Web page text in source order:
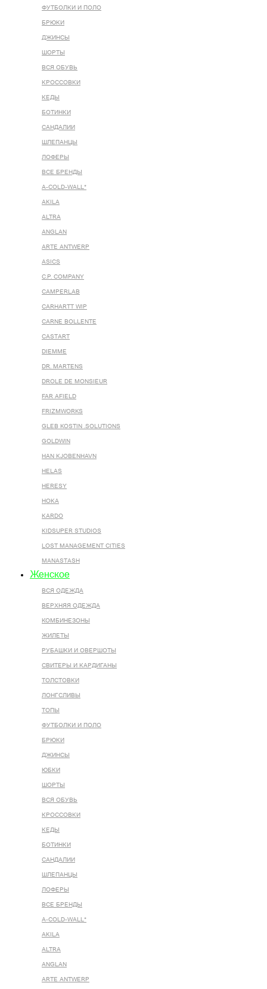
ФУТБОЛКИ И ПОЛО
БРЮКИ
ДЖИНСЫ
ШОРТЫ
ВСЯ ОБУВЬ
КРОССОВКИ
КЕДЫ
БОТИНКИ
САНДАЛИИ
ШЛЕПАНЦЫ
ЛОФЕРЫ
ВСЕ БРЕНДЫ
A-COLD-WALL*
AKILA
ALTRA
ANGLAN
ARTE ANTWERP
ASICS
C.P. COMPANY
CAMPERLAB
CARHARTT WIP
CARNE BOLLENTE
CASTART
DIEMME
DR. MARTENS
DROLE DE MONSIEUR
FAR AFIELD
FRIZMWORKS
GLEB KOSTIN .SOLUTIONS
GOLDWIN
HAN KJOBENHAVN
HELAS
HERESY
HOKA
KARDO
KIDSUPER STUDIOS
LOST MANAGEMENT CITIES
MANASTASH
Женское
ВСЯ ОДЕЖДА
ВЕРХНЯЯ ОДЕЖДА
КОМБИНЕЗОНЫ
ЖИЛЕТЫ
РУБАШКИ И ОВЕРШОТЫ
СВИТЕРЫ И КАРДИГАНЫ
ТОЛСТОВКИ
ЛОНГСЛИВЫ
ТОПЫ
ФУТБОЛКИ И ПОЛО
БРЮКИ
ДЖИНСЫ
ЮБКИ
ШОРТЫ
ВСЯ ОБУВЬ
КРОССОВКИ
КЕДЫ
БОТИНКИ
САНДАЛИИ
ШЛЕПАНЦЫ
ЛОФЕРЫ
ВСЕ БРЕНДЫ
A-COLD-WALL*
AKILA
ALTRA
ANGLAN
ARTE ANTWERP